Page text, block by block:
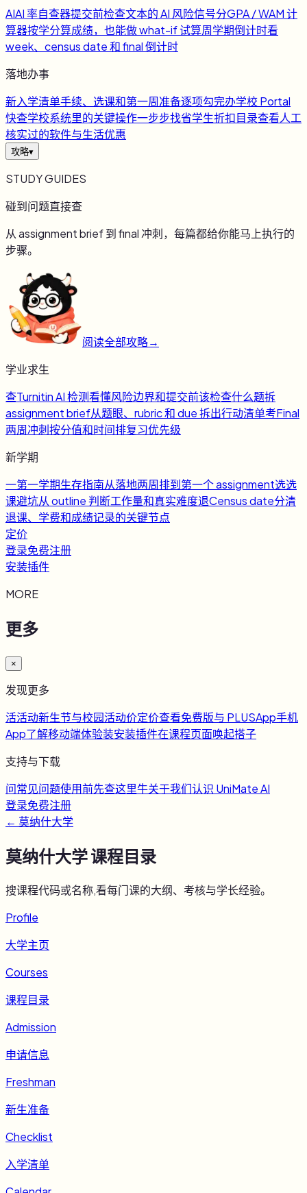
AIAI 率自查器提交前检查文本的 AI 风险信号分GPA / WAM 计
算器按学分算成绩，也能做 what-if 试算周学期倒计时看
week、census date 和 final 倒计时
落地办事
新入学清单手续、选课和第一周准备逐项勾完办学校 Portal
快查学校系统里的关键操作一步步找省学生折扣目录查看人工
核实过的软件与生活优惠
攻略▾
STUDY GUIDES
碰到问题直接查
从 assignment brief 到 final 冲刺，每篇都给你能马上执行的
步骤。
阅读全部攻略→
学业求生
查Turnitin AI 检测看懂风险边界和提交前该检查什么题拆
assignment brief从题眼、rubric 和 due 拆出行动清单考Final
两周冲刺按分值和时间排复习优先级
新学期
一第一学期生存指南从落地两周排到第一个 assignment选选
课避坑从 outline 判断工作量和真实难度退Census date分清
退课、学费和成绩记录的关键节点
定价
登录免费注册
安装插件
MORE
更多
×
发现更多
活活动新生节与校园活动价定价查看免费版与 PLUSApp手机
App了解移动端体验装安装插件在课程页面唤起搭子
支持与下载
问常见问题使用前先查这里牛关于我们认识 UniMate AI
登录免费注册
← 莫纳什大学
莫纳什大学课程目录
搜课程代码或名称,看每门课的大纲、考核与学长经验。
Profile
大学主页
Courses
课程目录
Admission
申请信息
Freshman
新生准备
Checklist
入学清单